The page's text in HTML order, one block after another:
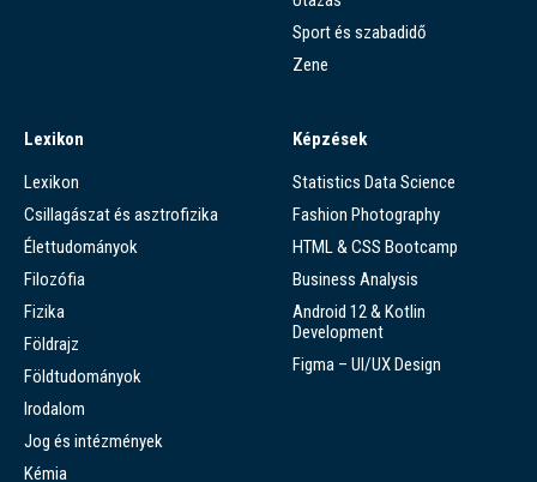
Sport és szabadidő
Zene
Lexikon
Lexikon
Csillagászat és asztrofizika
Élettudományok
Filozófia
Fizika
Földrajz
Földtudományok
Irodalom
Jog és intézmények
Kémia
Képzések
Statistics Data Science
Fashion Photography
HTML & CSS Bootcamp
Business Analysis
Android 12 & Kotlin
Development
Figma – UI/UX Design